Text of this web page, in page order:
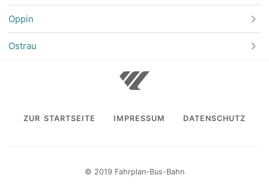
Oppin
Ostrau
ZUR STARTSEITE IMPRESSUM DATENSCHUTZ
© 2019 Fahrplan-Bus-Bahn